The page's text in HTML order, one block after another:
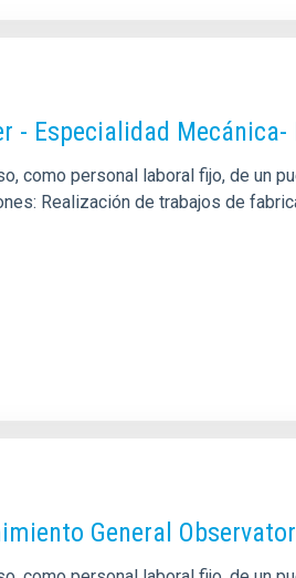
- Especialidad
como personal laboral fijo, de un
Realización de trabajos de
General